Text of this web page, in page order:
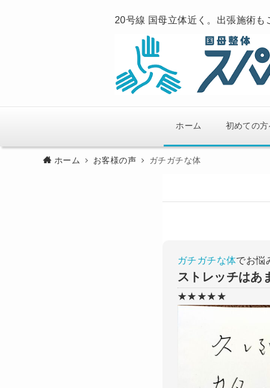
20号線 国母立体近く。出張施術も
ホーム 初めての
ホーム お客様の声 ガチガチな体
ガチガチな体でお悩
ストレッチはあ
★★★★★